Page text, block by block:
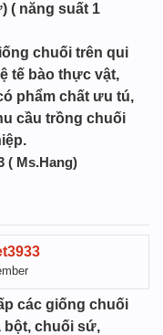
( năng suất 1
chuối trên qui
tế bào thực vật,
phẩm chất ưu tú,
cầu trồng chuối
( Ms.Hang)
các giống chuối
bột, chuối sứ,